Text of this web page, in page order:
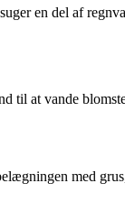
en del af
til at vande
med